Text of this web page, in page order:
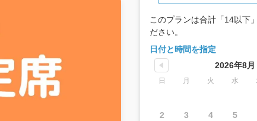
このプランは合計「14以下
ださい。
日付と時間を指定
2026年8月
日 月 火 水
2
3 4 5